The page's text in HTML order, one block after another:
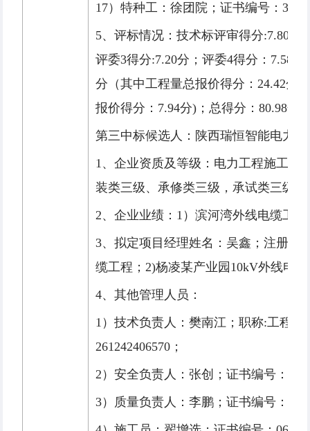
17）特种工：徐团院；证书编号：
5、评标情况：技术标评审得分:7.80分
评委3得分:7.20分；评委4得分：7.58
分（其中工程量总报价得分：24.42分
报价得分：7.94分)；总得分：80.98分
第三中标候选人：陕西瑞恒智能电力
1、企业资质及等级：电力工程施工总
装类三级、承修类三级，承试类三级）
2、企业业绩：1）滨河湾外线电缆工
3、拟定项目经理姓名：吴鑫；注册证
缆工程；2)杨凌某产业园10kV外线电
4、其他管理人员：
1）技术负责人：樊南江；职称:工程
261242406570；
2）安全负责人：张创；证书编号：陕
3）质量负责人：李鹏；证书编号：